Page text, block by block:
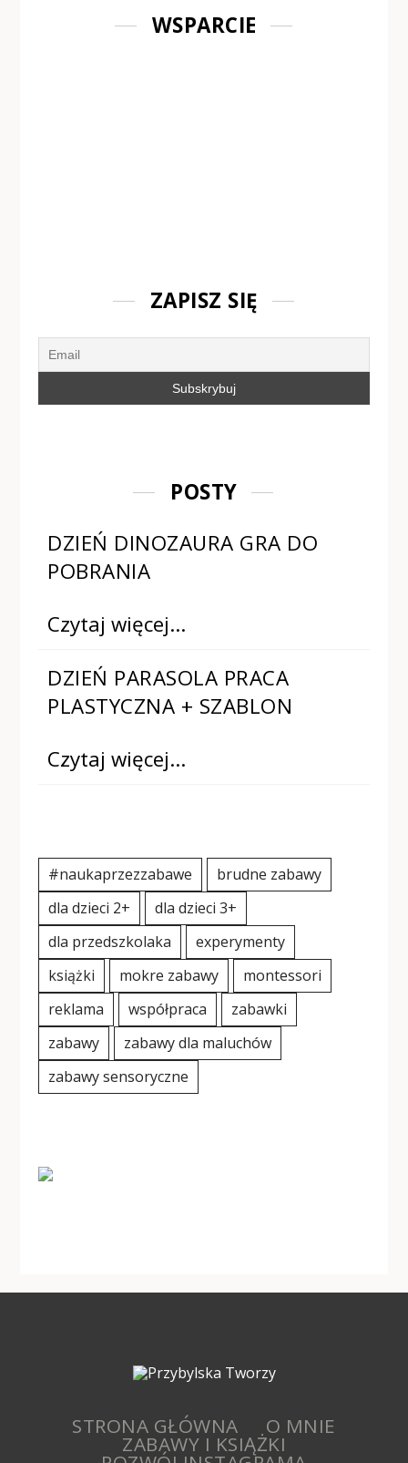
WSPARCIE
ZAPISZ SIĘ
POSTY
DZIEŃ DINOZAURA GRA DO
POBRANIA
Czytaj więcej…
DZIEŃ PARASOLA PRACA
PLASTYCZNA + SZABLON
Czytaj więcej…
#naukaprzezzabawe
brudne zabawy
dla dzieci 2+
dla dzieci 3+
dla przedszkolaka
experymenty
książki
mokre zabawy
montessori
reklama
współpraca
zabawki
zabawy
zabawy dla maluchów
zabawy sensoryczne
STRONA GŁÓWNA O MNIE
ZABAWY I KSIĄŻKI